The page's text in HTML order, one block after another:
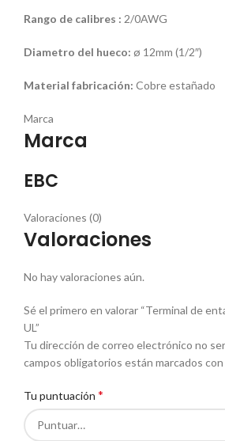
Rango de calibres : 2/0AWG
Diametro del hueco: ø 12mm (1/2″)
Material fabricación: Cobre estañado
Marca
Marca
EBC
Valoraciones (0)
Valoraciones
No hay valoraciones aún.
Sé el primero en valorar “Terminal de
UL”
Tu dirección de correo electrónico no
campos obligatorios están marcados con
Tu puntuación *